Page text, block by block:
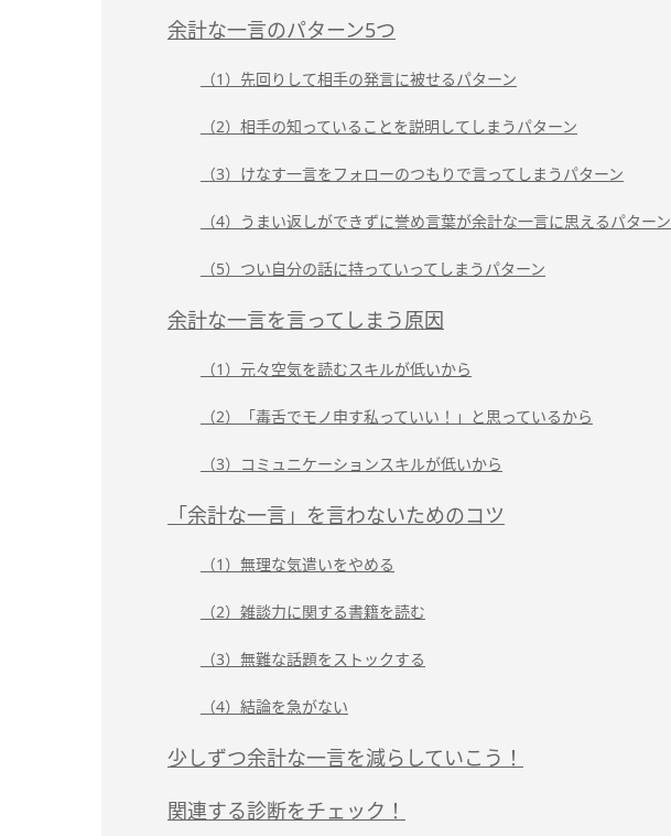
余計な一言のパターン5つ
（1）先回りして相手の発言に被せるパターン
（2）相手の知っていることを説明してしまうパターン
（3）けなす一言をフォローのつもりで言ってしまうパターン
（4）うまい返しができずに誉め言葉が余計な一言に思えるパターン
（5）つい自分の話に持っていってしまうパターン
余計な一言を言ってしまう原因
（1）元々空気を読むスキルが低いから
（2）「毒舌でモノ申す私っていい！」と思っているから
（3）コミュニケーションスキルが低いから
「余計な一言」を言わないためのコツ
（1）無理な気遣いをやめる
（2）雑談力に関する書籍を読む
（3）無難な話題をストックする
（4）結論を急がない
少しずつ余計な一言を減らしていこう！
関連する診断をチェック！